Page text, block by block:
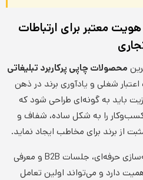
معتبر برای ارتباطات
محصولات چاپی پرکاربرد تبلیغاتی
شغلی و یادآوری برند در ذهن
باید به گونه‌ای طراحی شود که
را به شکل ساده، شفاف و
از برند برای مخاطب ایجاد نماید.
این ابزار چاپی به ویژه در شبکه‌سازی حرفه‌ای، جلسات B2B و معرفی
دارد و می‌تواند اولین تعامل